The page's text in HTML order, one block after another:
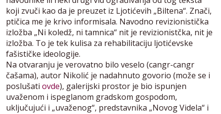
koji zvuči kao da je preuzet iz Ljotićevih „Biltena“. Znači,
ptičica me je krivo informisala. Navodno revizionistička
izložba „Ni koledž, ni tamnica“ nit je revizionistčka, nit je
izložba. To je tek kulisa za rehabilitaciju ljotićevske
fašističke ideologije.
Na otvaranju je verovatno bilo veselo (cangr-cangr
čašama), autor Nikolić je nadahnuto govorio (može se i
poslušati ovde), galerijski prostor je bio ispunjen
uvaženom i ispeglanom gradskom gospodom,
uključujući i „uvaženog“, predstavnika „Novog Videla“ i